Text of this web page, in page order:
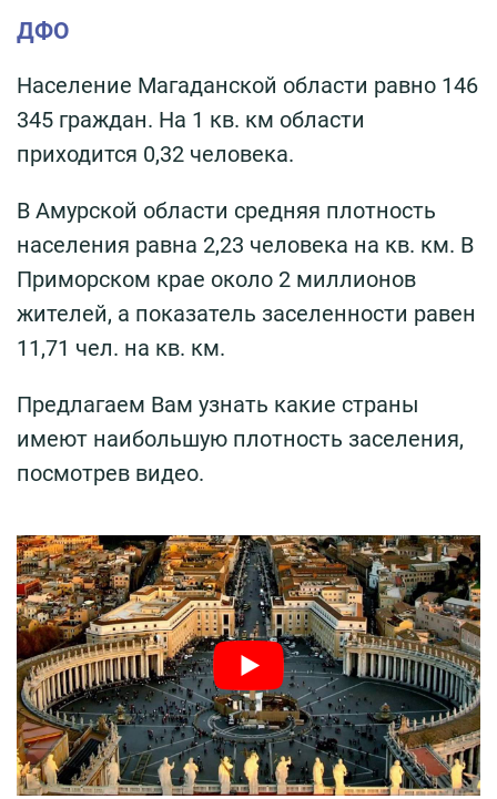
ДФО
Население Магаданской области равно 146
345 граждан. На 1 кв. км области
приходится 0,32 человека.
В Амурской области средняя плотность
населения равна 2,23 человека на кв. км. В
Приморском крае около 2 миллионов
жителей, а показатель заселенности равен
11,71 чел. на кв. км.
Предлагаем Вам узнать какие страны
имеют наибольшую плотность заселения,
посмотрев видео.